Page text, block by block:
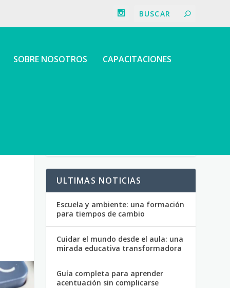
SOBRE NOSOTROS CAPACITACIONES
ULTIMAS NOTICIAS
Escuela y ambiente: una formación
para tiempos de cambio
Cuidar el mundo desde el aula: una
mirada educativa transformadora
Guía completa para aprender
acentuación sin complicarse